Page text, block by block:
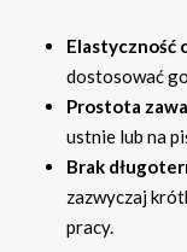
Elastyczność
dostosować
Prostota
ustnie lub na
Brak
zazwyczaj
pracy.